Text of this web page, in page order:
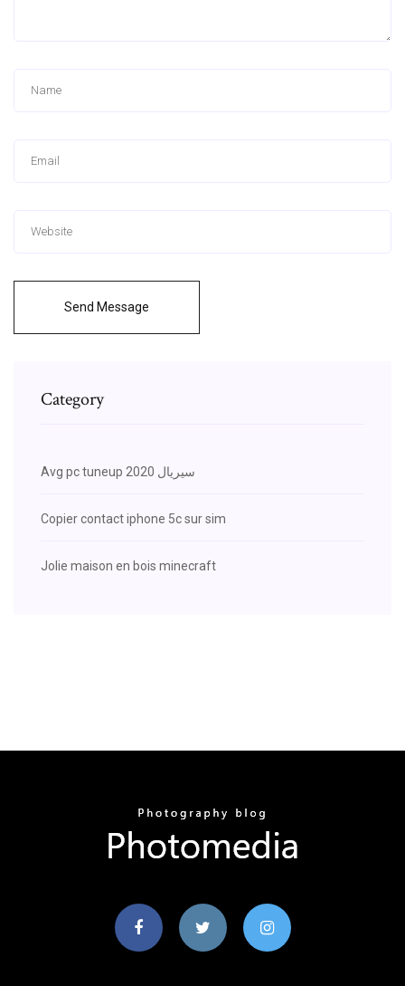
Send Message
Category
Avg pc tuneup 2020 سيريال
Copier contact iphone 5c sur sim
Jolie maison en bois minecraft